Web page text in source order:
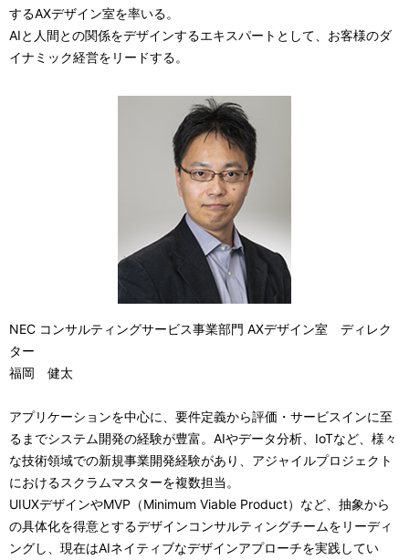
するAXデザイン室を率いる。
AIと人間との関係をデザインするエキスパートとして、お客様のダ
イナミック経営をリードする。
NEC コンサルティングサービス事業部門 AXデザイン室 ディレク
ター
福岡 健太
アプリケーションを中心に、要件定義から評価・サービスインに至
るまでシステム開発の経験が豊富。AIやデータ分析、IoTなど、様々
な技術領域での新規事業開発経験があり、アジャイルプロジェクト
におけるスクラムマスターを複数担当。
UIUXデザインやMVP（Minimum Viable Product）など、抽象から
の具体化を得意とするデザインコンサルティングチームをリーディ
ングし、現在はAIネイティブなデザインアプローチを実践してい